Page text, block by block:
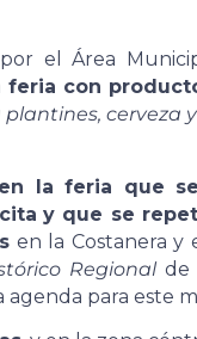
el Área
feria con
cerveza
la feria que
y que se
en la Costanera y
Regionalde
para este